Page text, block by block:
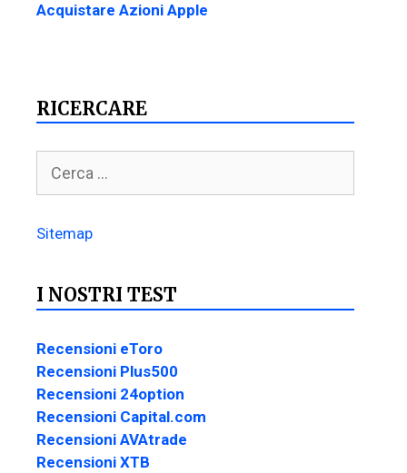
Acquistare Azioni Apple
RICERCARE
Sitemap
I NOSTRI TEST
Recensioni eToro
Recensioni Plus500
Recensioni 24option
Recensioni Capital.com
Recensioni AVAtrade
Recensioni XTB